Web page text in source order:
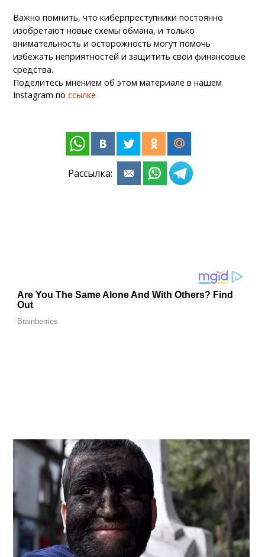
Важно помнить, что киберпреступники постоянно
изобретают новые схемы обмана, и только
внимательность и осторожность могут помочь
избежать неприятностей и защитить свои финансовые
средства.
Поделитесь мнением об этом материале в нашем
Instagram поссылке
Рассылка: